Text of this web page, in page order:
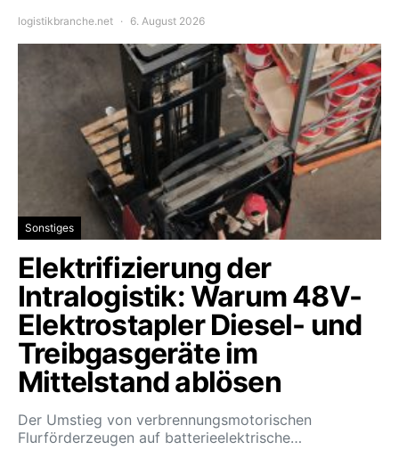
logistikbranche.net 6. August 2026
Sonstiges
Elektrifizierung der
Intralogistik: Warum 48V-
Elektrostapler Diesel- und
Treibgasgeräte im
Mittelstand ablösen
Der Umstieg von verbrennungsmotorischen
Flurförderzeugen auf batterieelektrische…